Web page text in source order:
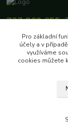
727 862 655,
Pro základní
účely a v
využíváme
cookies můžete